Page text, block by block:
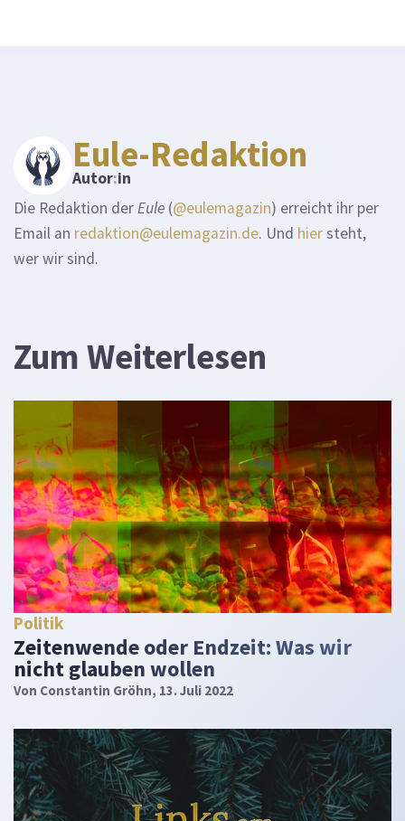
Eule-Redaktion
Autor:in
Die Redaktion derEule (@eulemagazin) erreicht ihr per
Email an redaktion@eulemagazin.de. Und hiersteht,
wer wir sind.
Zum Weiterlesen
Politik
Zeitenwende oder Endzeit: Was wir
nicht glauben wollen
Von Constantin Gröhn, 13. Juli 2022